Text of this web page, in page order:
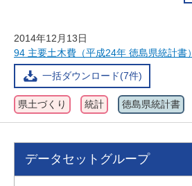
2014年12月13日
94 主要土木費（平成24年 徳島県統計書）
一括ダウンロード(7件)
県土づくり 統計 徳島県統計書
データセットグループ